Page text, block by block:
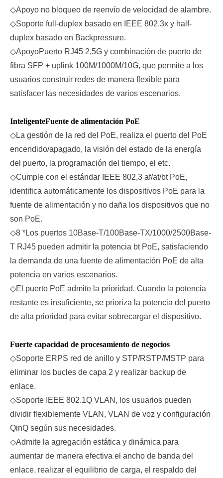
◇Apoyo no bloqueo de reenvío de velocidad de alambre.
◇Soporte full-duplex basado en IEEE 802.3x y half-
duplex basado en Backpressure.
◇ApoyoPuerto RJ45 2,5G y combinación de puerto de
fibra SFP + uplink 100M/1000M/10G, que permite a los
usuarios construir redes de manera flexible para
satisfacer las necesidades de varios escenarios.
InteligenteFuente de alimentación PoE
◇La gestión de la red del PoE, realiza el puerto del PoE
encendido/apagado, la visión del estado de la energía
del puerto, la programación del tiempo, el etc.
◇Cumple con el estándar IEEE 802,3 af/at/bt PoE,
identifica automáticamente los dispositivos PoE para la
fuente de alimentación y no daña los dispositivos que no
son PoE.
◇8 *Los puertos 10Base-T/100Base-TX/1000/2500Base-
T RJ45 pueden admitir la potencia bt PoE, satisfaciendo
la demanda de una fuente de alimentación PoE de alta
potencia en varios escenarios.
◇El puerto PoE admite la prioridad. Cuando la potencia
restante es insuficiente, se prioriza la potencia del puerto
de alta prioridad para evitar sobrecargar el dispositivo.
Fuerte capacidad de procesamiento de negocios
◇Soporte ERPS red de anillo y STP/RSTP/MSTP para
eliminar los bucles de capa 2 y realizar backup de
enlace.
◇Soporte IEEE 802.1Q VLAN, los usuarios pueden
dividir flexiblemente VLAN, VLAN de voz y configuración
QinQ según sus necesidades.
◇Admite la agregación estática y dinámica para
aumentar de manera efectiva el ancho de banda del
enlace, realizar el equilibrio de carga, el respaldo del